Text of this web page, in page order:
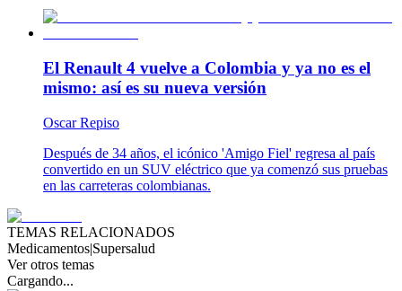
El Renault 4 vuelve a Colombia y ya no es el
mismo: así es su nueva versión
Oscar Repiso
Después de 34 años, el icónico 'Amigo Fiel' regresa al país
convertido en un SUV eléctrico que ya comenzó sus pruebas
en las carreteras colombianas.
TEMAS RELACIONADOS
Medicamentos|Supersalud
Ver otros temas
Cargando...